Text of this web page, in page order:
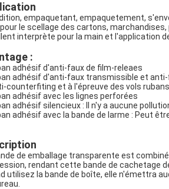
empaquetant, empaquetement,
pour le scellage des cartons,
interprète pour la main et l'application
:
adhésif d'anti-faux de film-releaes
adhésif d'anti-faux transmissible et
counterfiting et à l'épreuve des vols
adhésif avec les lignes perforées
adhésif silencieux : Il n'y a aucune
adhésif avec la bande de larme : Peut
de emballage transparente est
rendant cette bande de cachetage
utilisez la bande de boîte, elle n'émettra